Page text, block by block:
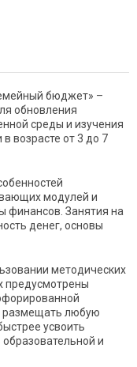
бюджет» –
обновления
среды и изучения
возрасте от 3 до 7
модулей и
финансов. Занятия на
денег, основы
методических
предусмотрены
размещать любую
усвоить
и